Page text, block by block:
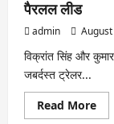
पैरलल लीड
admin
विक्रांत सिंह और
जबर्दस्त ट्रेलर...
Read More